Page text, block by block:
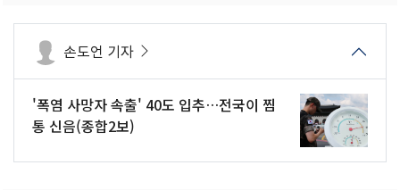
손도언 기자
'폭염 사망자 속출' 40도 입추…전국이 찜
통 신음(종합2보)